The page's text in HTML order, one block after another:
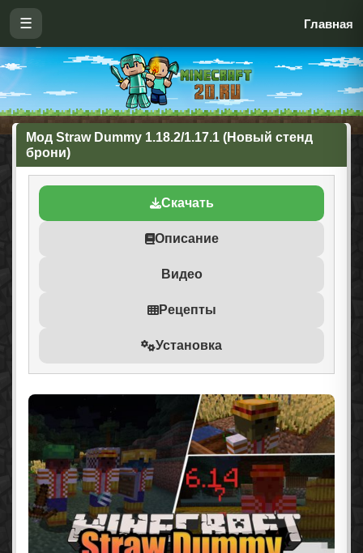
☰ Главная
Мод Straw Dummy 1.18.2/1.17.1 (Новый стенд
брони)
Скачать
Описание
Видео
Рецепты
Установка